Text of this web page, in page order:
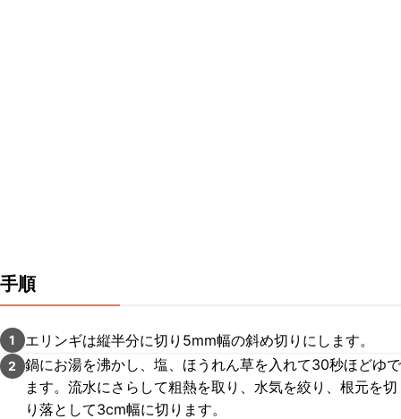
手順
1 エリンギは縦半分に切り5mm幅の斜め切りにします。
2
鍋にお湯を沸かし、塩、ほうれん草を入れて30秒ほどゆで
ます。流水にさらして粗熱を取り、水気を絞り、根元を切
り落として3cm幅に切ります。